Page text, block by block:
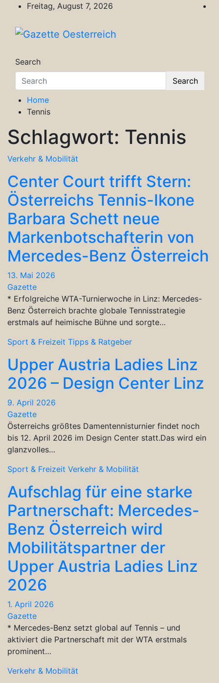
content
Freitag, August 7, 2026
Search
Search
Home
Tennis
Schlagwort: Tennis
Verkehr & Mobilität
Center Court trifft Stern:
Österreichs Tennis-Ikone
Barbara Schett neue
Markenbotschafterin von
Mercedes-Benz Österreich
13. Mai 2026
Gazette
* Erfolgreiche WTA-Turnierwoche in Linz: Mercedes-
Benz Österreich brachte globale Tennisstrategie
erstmals auf heimische Bühne und sorgte…
Sport & Freizeit Tipps & Ratgeber
Upper Austria Ladies Linz
2026 – Design Center Linz
9. April 2026
Gazette
Österreichs größtes Damentennisturnier findet noch
bis 12. April 2026 im Design Center statt.Das wird ein
glanzvolles…
Sport & Freizeit Verkehr & Mobilität
Aufschlag für eine starke
Partnerschaft: Mercedes-
Benz Österreich wird
Mobilitätspartner der
Upper Austria Ladies Linz
2026
1. April 2026
Gazette
* Mercedes-Benz setzt global auf Tennis – und
aktiviert die Partnerschaft mit der WTA erstmals
prominent…
Verkehr & Mobilität